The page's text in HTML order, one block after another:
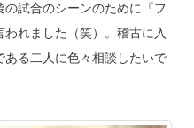
試合のシーンのために『フ
れました（笑）。稽古に入
ある二人に色々相談したいで